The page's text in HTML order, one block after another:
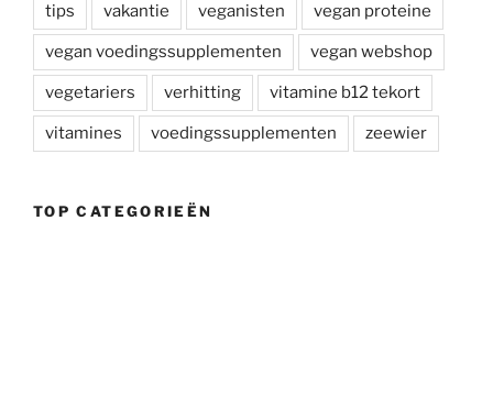
tips vakantie veganisten vegan proteine
vegan voedingssupplementen vegan webshop
vegetariers verhitting vitamine b12 tekort
vitamines voedingssupplementen zeewier
TOP CATEGORIEËN